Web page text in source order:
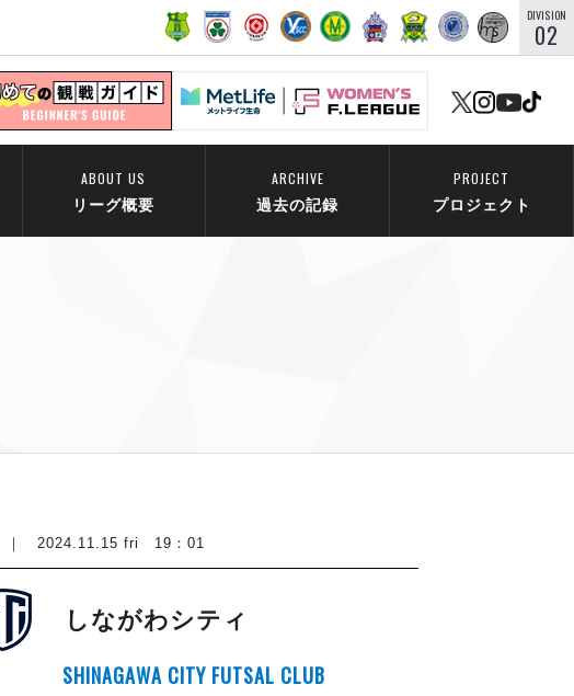
DIVISION
02
ABOUT US
リーグ概要
ARCHIVE
過去の記録
PROJECT
プロジェクト
｜ 2024.11.15 fri 19：01
しながわシティ
SHINAGAWA CITY FUTSAL CLUB